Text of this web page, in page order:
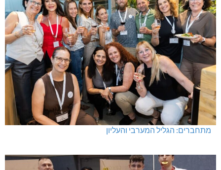
מתחברים: הגליל המערבי והעליון